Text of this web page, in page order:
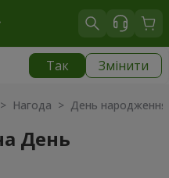
Так Змінити
> Нагода > День народження
День